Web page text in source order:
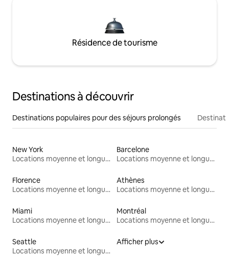
Résidence de tourisme
Destinations à découvrir
Destinations populaires pour des séjours prolongés
New York
Locations moyenne et longue durée
Barcelone
Locations moyenne et longue durée
Florence
Locations moyenne et longue durée
Athènes
Locations moyenne et longue durée
Miami
Locations moyenne et longue durée
Montréal
Locations moyenne et longue durée
Seattle
Locations moyenne et longue durée
Afficher plus